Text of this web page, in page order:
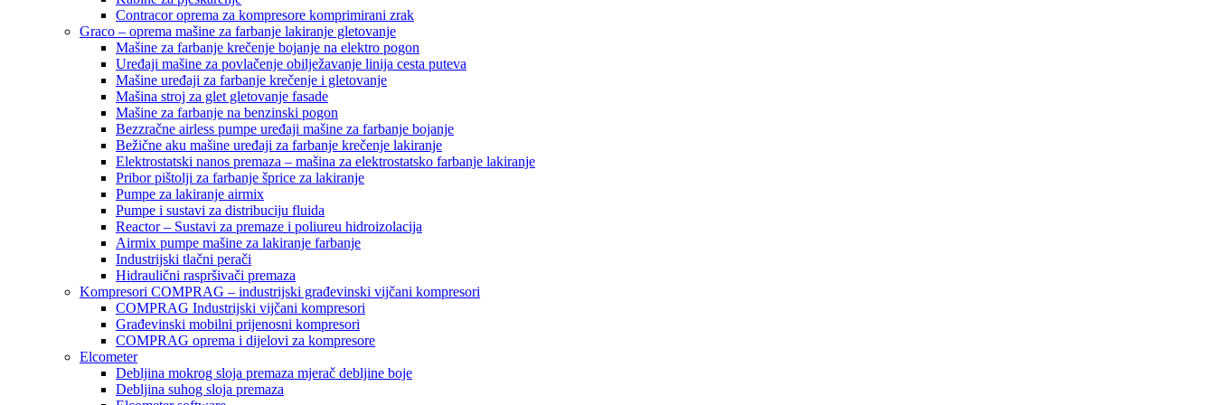
Contracor oprema za kompresore komprimirani zrak
Graco – oprema mašine za farbanje lakiranje gletovanje
Mašine za farbanje krečenje bojanje na elektro pogon
Uređaji mašine za povlačenje obilježavanje linija cesta puteva
Mašine uređaji za farbanje krečenje i gletovanje
Mašina stroj za glet gletovanje fasade
Mašine za farbanje na benzinski pogon
Bezzračne airless pumpe uređaji mašine za farbanje bojanje
Bežične aku mašine uređaji za farbanje krečenje lakiranje
Elektrostatski nanos premaza – mašina za elektrostatsko farbanje lakiranje
Pribor pištolji za farbanje šprice za lakiranje
Pumpe za lakiranje airmix
Pumpe i sustavi za distribuciju fluida
Reactor – Sustavi za premaze i poliureu hidroizolacija
Airmix pumpe mašine za lakiranje farbanje
Industrijski tlačni perači
Hidraulični raspršivači premaza
Kompresori COMPRAG – industrijski građevinski vijčani kompresori
COMPRAG Industrijski vijčani kompresori
Građevinski mobilni prijenosni kompresori
COMPRAG oprema i dijelovi za kompresore
Elcometer
Debljina mokrog sloja premaza mjerač debljine boje
Debljina suhog sloja premaza